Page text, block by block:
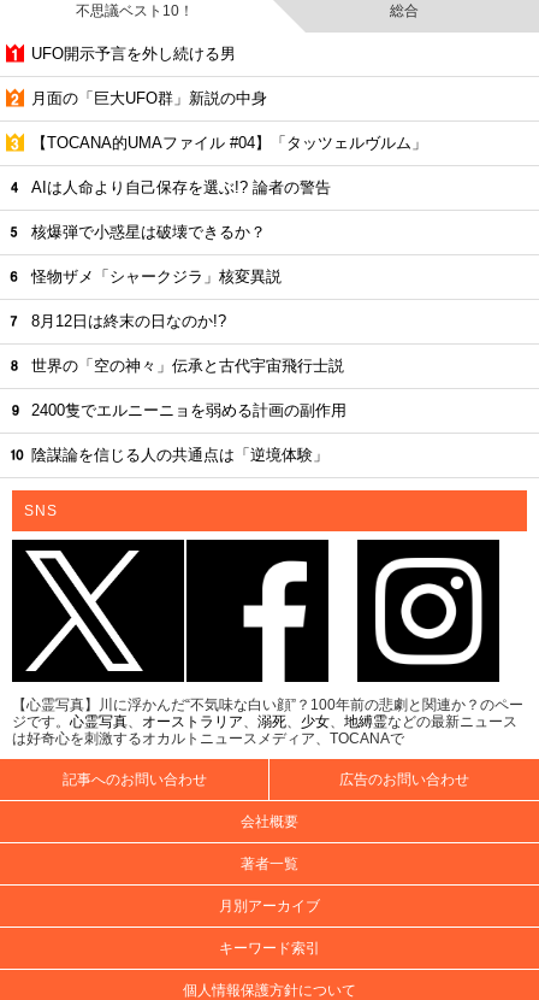
不思議ベスト10！ 総合
UFO開示予言を外し続ける男
月面の「巨大UFO群」新説の中身
【TOCANA的UMAファイル #04】「タッツェルヴルム」
AIは人命より自己保存を選ぶ!? 論者の警告
核爆弾で小惑星は破壊できるか？
怪物ザメ「シャークジラ」核変異説
8月12日は終末の日なのか!?
世界の「空の神々」伝承と古代宇宙飛行士説
2400隻でエルニーニョを弱める計画の副作用
陰謀論を信じる人の共通点は「逆境体験」
SNS
【心霊写真】川に浮かんだ“不気味な白い顔”？100年前の悲劇と関連か？のペー
ジです。 心霊写真、 オーストラリア、 溺死、 少女、 地縛霊などの最新ニュース
は好奇心を刺激するオカルトニュースメディア、TOCANAで
記事へのお問い合わせ 広告のお問い合わせ
会社概要
著者一覧
月別アーカイブ
キーワード索引
個人情報保護方針について